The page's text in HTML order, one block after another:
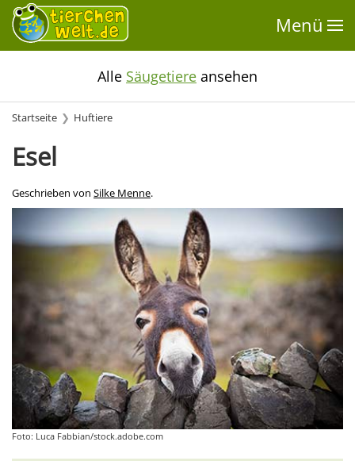
Menü
Alle Säugetiere ansehen
Startseite Huftiere
Esel
Geschrieben von Silke Menne.
Foto: Luca Fabbian/stock.adobe.com